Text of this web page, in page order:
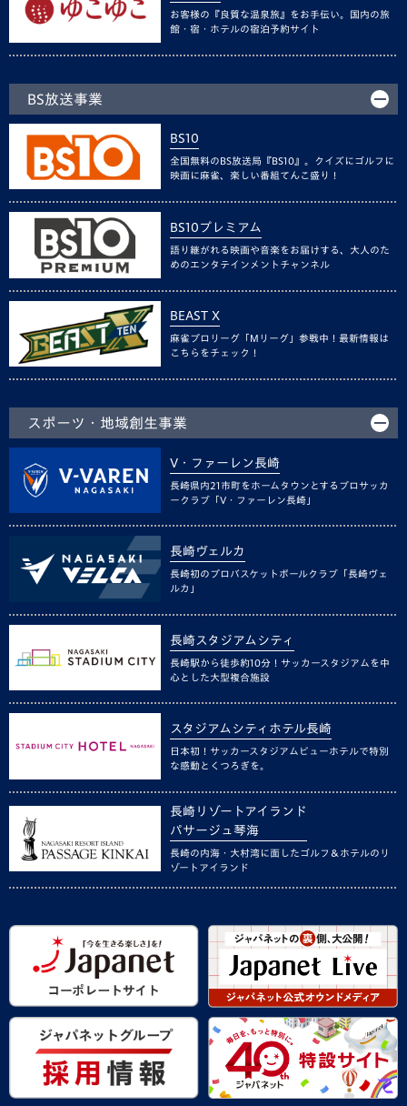
お客様の『良質な温泉旅』をお手伝い。国内の旅
館・宿・ホテルの宿泊予約サイト
BS放送事業
BS10
全国無料のBS放送局『BS10』。クイズにゴルフに
映画に麻雀、楽しい番組てんこ盛り！
BS10プレミアム
語り継がれる映画や音楽をお届けする、大人のた
めのエンタテインメントチャンネル
BEAST X
麻雀プロリーグ「Mリーグ」参戦中！最新情報は
こちらをチェック！
スポーツ・地域創生事業
V・ファーレン長崎
長崎県内21市町をホームタウンとするプロサッカ
ークラブ「V・ファーレン長崎」
長崎ヴェルカ
長崎初のプロバスケットボールクラブ「長崎ヴェ
ルカ」
長崎スタジアムシティ
長崎駅から徒歩約10分！サッカースタジアムを中
心とした大型複合施設
スタジアムシティホテル長崎
日本初！サッカースタジアムビューホテルで特別
な感動とくつろぎを。
長崎リゾートアイランド
パサージュ琴海
長崎の内海・大村湾に面したゴルフ＆ホテルのリ
ゾートアイランド